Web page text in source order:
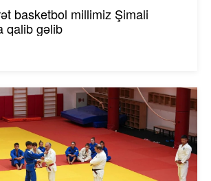
basketbol millimiz Şimali
qalib gəlib